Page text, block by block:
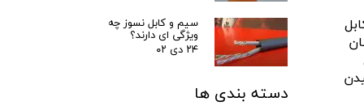
سیم و کابل نسوز چه
ویژگی ای دارند؟
۲۴ دی ۰۲
دسته بندی ها